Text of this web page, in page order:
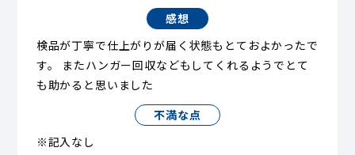
感想
検品が丁寧で仕上がりが届く状態もとておよかったで
す。 またハンガー回収などもしてくれるようでとて
も助かると思いました
不満な点
※記入なし